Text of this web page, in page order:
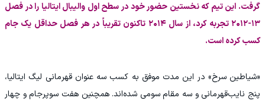
گرفت. این تیم که نخستین حضور خود در سطح اول والیبال ایتالیا را در فصل
۱۳-۲۰۱۲ تجربه کرد، از سال ۲۰۱۴ تاکنون تقریباً در هر فصل حداقل یک جام
کسب کرده است.
«شیاطین سرخ» در این مدت موفق به کسب سه عنوان قهرمانی لیگ ایتالیا،
پنج نایب‌قهرمانی و سه مقام سومی شده‌اند. همچنین هفت سوپرجام و چهار